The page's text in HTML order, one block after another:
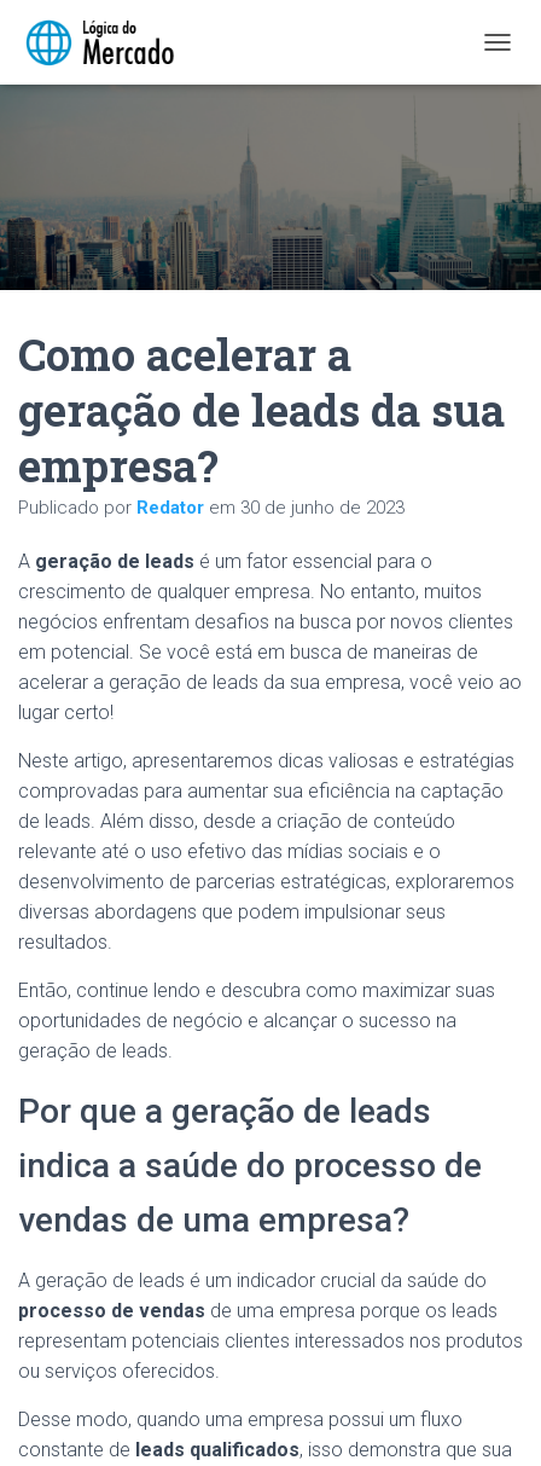
L
A
R
N
A
V
Ã
O
Como acelerar a
geração de leads da sua
empresa?
Publicado por Redator em 30 de junho de 2023
A geração de leads é um fator essencial para o
crescimento de qualquer empresa. No entanto, muitos
negócios enfrentam desafios na busca por novos clientes
em potencial. Se você está em busca de maneiras de
acelerar a geração de leads da sua empresa, você veio ao
lugar certo!
Neste artigo, apresentaremos dicas valiosas e estratégias
comprovadas para aumentar sua eficiência na captação
de leads. Além disso, desde a criação de conteúdo
relevante até o uso efetivo das mídias sociais e o
desenvolvimento de parcerias estratégicas, exploraremos
diversas abordagens que podem impulsionar seus
resultados.
Então, continue lendo e descubra como maximizar suas
oportunidades de negócio e alcançar o sucesso na
geração de leads.
Por que a geração de leads
indica a saúde do processo de
vendas de uma empresa?
A geração de leads é um indicador crucial da saúde do
processo de vendas de uma empresa porque os leads
representam potenciais clientes interessados nos produtos
ou serviços oferecidos.
Desse modo, quando uma empresa possui um fluxo
constante de leads qualificados, isso demonstra que sua